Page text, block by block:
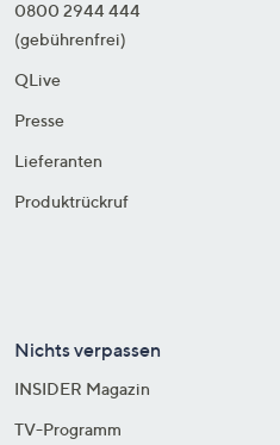
0800 2944 444
(gebührenfrei)
QLive
Presse
Lieferanten
Produktrückruf
Nichts verpassen
INSIDER Magazin
TV-Programm